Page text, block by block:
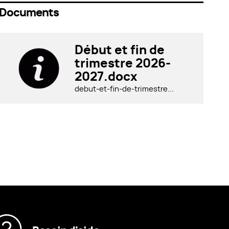
Documents
Début et fin de
trimestre 2026-
2027.docx
debut-et-fin-de-trimestre...